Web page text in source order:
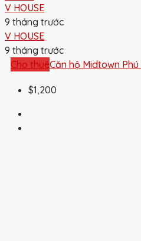
V HOUSE
9 tháng trước
V HOUSE
9 tháng trước
Cho thuêCăn hộ Midtown Phú
$1,200